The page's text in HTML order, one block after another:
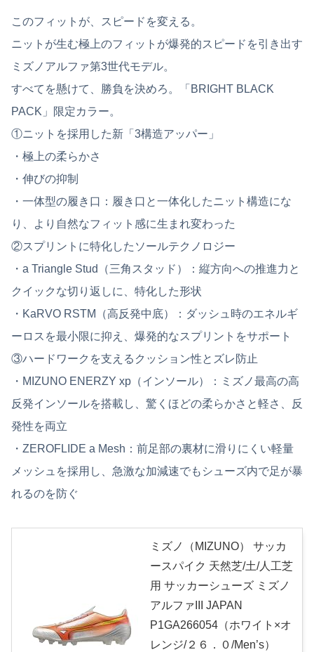
このフィットが、スピードを変える。
ニットが生む極上のフィットが爆発的スピードを引き出す
ミズノアルファ第3世代モデル。
すべてを懸けて、勝負を決めろ。「BRIGHT BLACK
PACK」限定カラー。
①ニットを採用した新「3構造アッパー」
・極上の柔らかさ
・伸びの抑制
・一体型の履き口：履き口と一体化したニット構造にな
り、より自然なフィット感に生まれ変わった
②スプリントに特化したソールテクノロジー
・a Triangle Stud（三角スタッド）：縦方向への推進力と
クイックな切り返しに、特化した形状
・KaRVO RSTM（高反発中底）：ダッシュ時のエネルギ
ーロスを最小限に抑え、爆発的なスプリントをサポート
③ハードワークを支えるクッション性とズレ防止
・MIZUNO ENERZY xp（インソール）：ミズノ最高の高
反発インソールを搭載し、驚くほどの柔らかさと軽さ、反
発性を両立
・ZEROFLIDE a Mesh：前足部の裏材に滑りにくい軽量
メッシュを採用し、急激な加減速でもシューズ内で足が暴
れるのを防ぐ
ミズノ（MIZUNO） サッカ
ースパイク 天然芝/土/人工芝
用 サッカーシューズ ミズノ
アルファIII JAPAN
P1GA266054（ホワイト×オ
レンジ/２６．０/Men’s）